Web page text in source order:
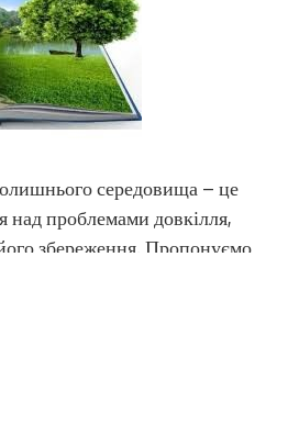
середовища – це
над проблемами довкілля,
збереження. Пропонуємо